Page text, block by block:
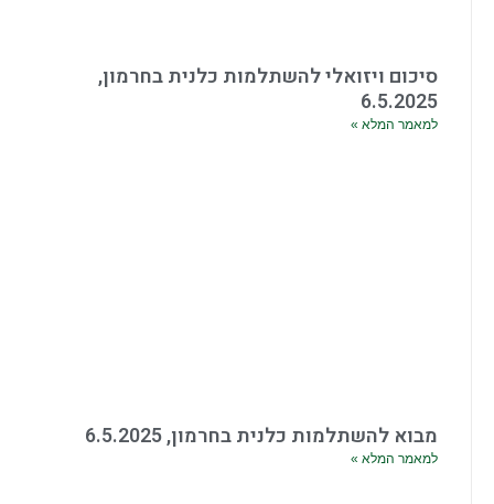
סיכום ויזואלי להשתלמות כלנית בחרמון,
6.5.2025
למאמר המלא »
מבוא להשתלמות כלנית בחרמון, 6.5.2025
למאמר המלא »